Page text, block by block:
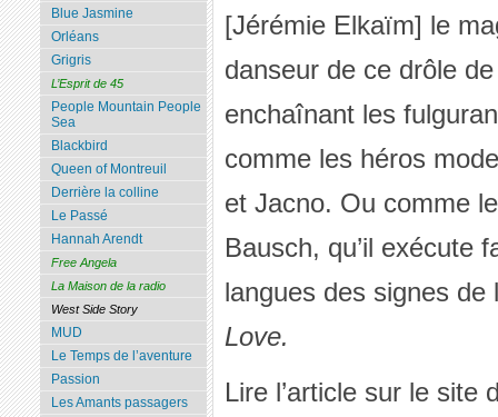
[Jérémie Elkaïm] le
danseur de ce drôle
enchaînant les
comme les héros
et Jacno. Ou comme
Bausch, qu’il exécute
langues des signes de
Love.
Lire l’article sur le site
Blue Jasmine
Orléans
Grigris
L’Esprit de 45
People Mountain People
Sea
Blackbird
Queen of Montreuil
Derrière la colline
Le Passé
Hannah Arendt
Free Angela
La Maison de la radio
West Side Story
MUD
Le Temps de l’aventure
Passion
Les Amants passagers